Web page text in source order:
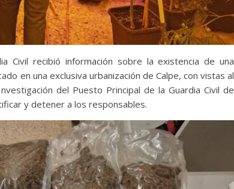
Civil recibió información sobre la existencia de una
en una exclusiva urbanización de Calpe, con vistas al
del Puesto Principal de la Guardia Civil de
y detener a los responsables.